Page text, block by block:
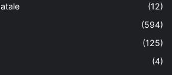
(12)
(594)
(125)
(4)